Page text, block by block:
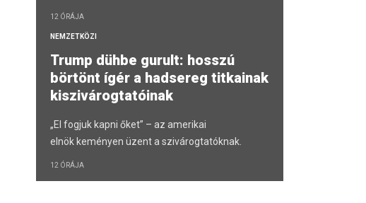
12 ÓRÁJA
NEMZETKÖZI
Trump dühbe gurult: hosszú
börtönt ígér a hadsereg titkainak
kiszivárogtatóinak
„El fogjuk kapni őket” – az amerikai
elnök keményen üzent a szivárogtatóknak.
12 ÓRÁJA